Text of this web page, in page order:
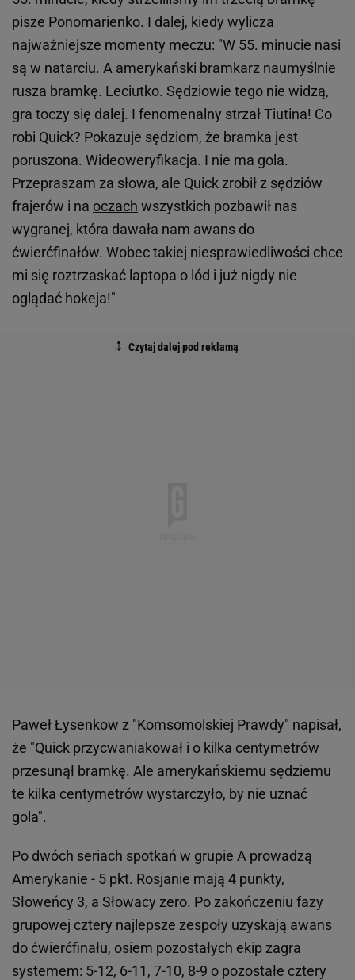
pisze Ponomarienko. I dalej, kiedy wylicza
najważniejsze momenty meczu: "W 55. minucie nasi
są w natarciu. A amerykański bramkarz naumyślnie
rusza bramkę. Leciutko. Sędziowie tego nie widzą,
gra toczy się dalej. I fenomenalny strzał Tiutina! Co
robi Quick? Pokazuje sędziom, że bramka jest
poruszona. Wideoweryfikacja. I nie ma gola.
Przepraszam za słowa, ale Quick zrobił z sędziów
frajerów i na oczach wszystkich pozbawił nas
wygranej, która dawała nam awans do
ćwierćfinałów. Wobec takiej niesprawiedliwości chce
mi się roztrzaskać laptopa o lód i już nigdy nie
oglądać hokeja!"
Paweł Łysenkow z "Komsomolskiej Prawdy" napisał,
że "Quick przycwaniakował i o kilka centymetrów
przesunął bramkę. Ale amerykańskiemu sędziemu
te kilka centymetrów wystarczyło, by nie uznać
gola".
Po dwóch seriach spotkań w grupie A prowadzą
Amerykanie - 5 pkt. Rosjanie mają 4 punkty,
Słoweńcy 3, a Słowacy zero. Po zakończeniu fazy
grupowej cztery najlepsze zespoły uzyskają awans
do ćwierćfinału, osiem pozostałych ekip zagra
systemem: 5-12, 6-11, 7-10, 8-9 o pozostałe cztery